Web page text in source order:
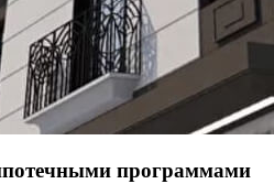
программами